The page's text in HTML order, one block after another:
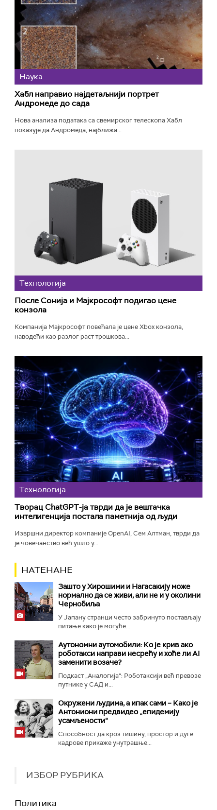
Наука
Хабл направио најдетаљнији портрет
Андромеде до сада
Нова анализа података са свемирског телескопа Хабл
показује да Андромеда, најближа...
Технологијa
После Сонија и Мајкрософт подигао цене
конзола
Компанија Мајкрософт повећала је цене Xbox конзола,
наводећи као разлог раст трошкова...
Технологијa
Творац ChatGPT-ја тврди да је вештачка
интелигенција постала паметнија од људи
Извршни директор компаније OpenAI, Сем Алтман, тврди да
је човечанство већ ушло у...
НАТЕНАНЕ
Зашто у Хирошими и Нагасакију може
нормално да се живи, али не и у околини
Чернобиља
У Јапану странци често забринуто постављају
питање како је могуће...
Аутономни аутомобили: Ко је крив ако
роботакси направи несрећу и хоће ли AI
заменити возаче?
Подкаст „Аналогија“: Роботаксији већ превозе
путнике у САД и...
Окружени људима, а ипак сами – Како је
Антониони предвидео „епидемију
усамљености“
Способност да кроз тишину, простор и дуге
кадрове прикаже унутрашње...
ИЗБОР РУБРИКА
Политика